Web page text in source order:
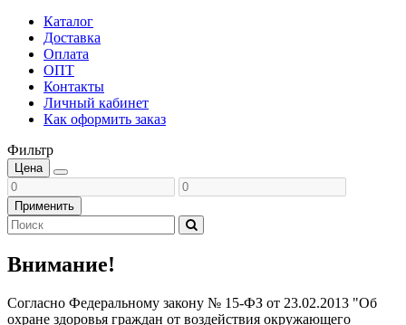
Каталог
Доставка
Оплата
ОПТ
Контакты
Личный кабинет
Как оформить заказ
Фильтр
Цена
Применить
Внимание!
Согласно Федеральному закону № 15-ФЗ от 23.02.2013 "Об
охране здоровья граждан от воздействия окружающего